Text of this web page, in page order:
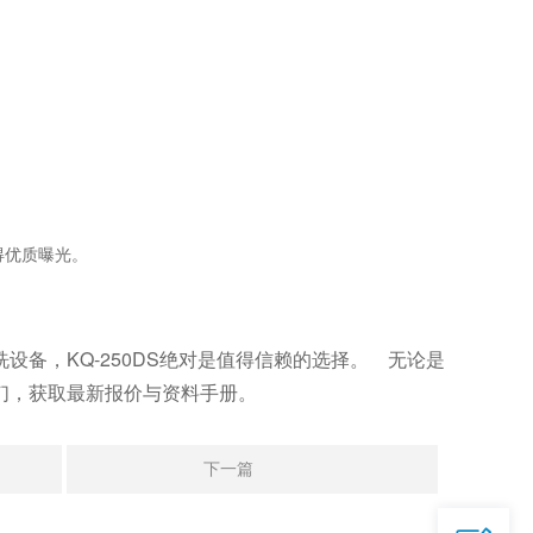
质曝光。
设备，KQ-250DS绝对是值得信赖的选择。 无论是
获取最新报价与资料手册。
下一篇
QQ